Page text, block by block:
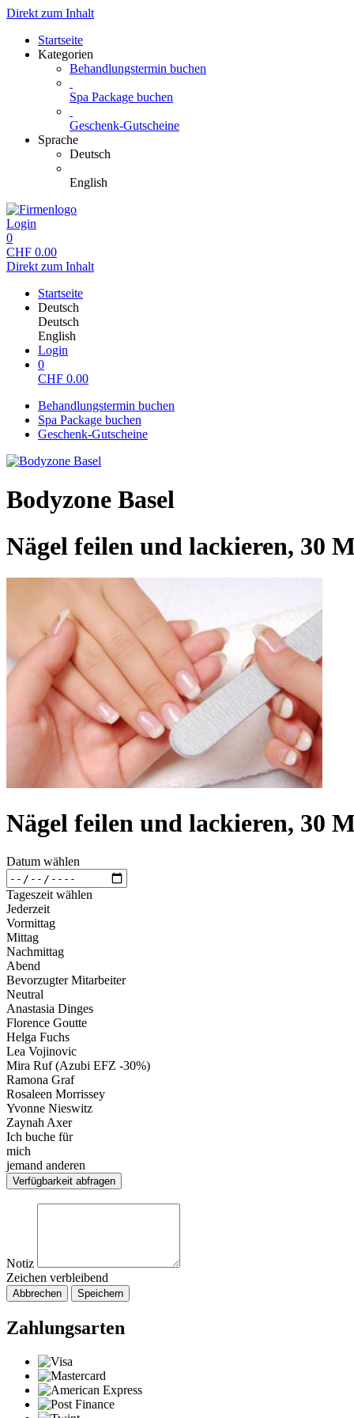
Direkt zum Inhalt
Startseite
Kategorien
Behandlungstermin buchen
Spa Package buchen
Geschenk-Gutscheine
Sprache
Deutsch
English
Login
0
CHF 0.00
Direkt zum Inhalt
Startseite
Deutsch
Deutsch
English
Login
0
CHF 0.00
Behandlungstermin buchen
Spa Package buchen
Geschenk-Gutscheine
Bodyzone Basel
Nägel feilen und lackieren, 30
Nägel feilen und lackieren, 30
Datum wählen
Tageszeit wählen
Jederzeit
Vormittag
Mittag
Nachmittag
Abend
Bevorzugter Mitarbeiter
Neutral
Anastasia Dinges
Florence Goutte
Helga Fuchs
Lea Vojinovic
Mira Ruf (Azubi EFZ -30%)
Ramona Graf
Rosaleen Morrissey
Yvonne Nieswitz
Zaynah Axer
Ich buche für
mich
jemand anderen
Verfügbarkeit abfragen
Notiz
Zeichen verbleibend
Abbrechen Speichern
Zahlungsarten